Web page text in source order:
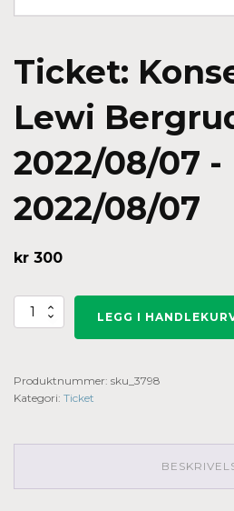
Ticket:
Lewi
2022/08/07 -
2022/08/07
kr 300
Ticket:
Konsert
trio
2022/08/07
antall
LEGG I
Produktnummer: sku_3798
Kategori: Ticket